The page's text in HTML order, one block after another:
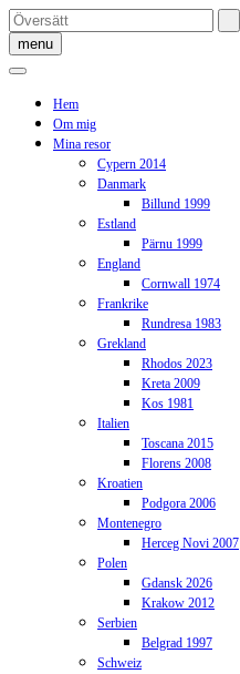
Skip
to
content
menu
Hem
Om mig
Mina resor
Cypern 2014
Danmark
Billund 1999
Estland
Pärnu 1999
England
Cornwall 1974
Frankrike
Rundresa 1983
Grekland
Rhodos 2023
Kreta 2009
Kos 1981
Italien
Toscana 2015
Florens 2008
Kroatien
Podgora 2006
Montenegro
Herceg Novi 2007
Polen
Gdansk 2026
Krakow 2012
Serbien
Belgrad 1997
Schweiz